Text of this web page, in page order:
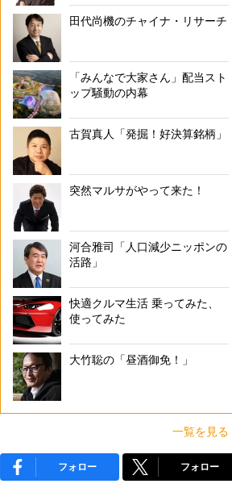
田代尚機のチャイナ・リサーチ
「みんなで大家さん」配当スト
ップ騒動の内幕
古賀真人「発掘！好決算銘柄」
突然マルサがやって来た！
河合雅司「人口減少ニッポンの
活路」
快適クルマ生活 乗ってみた、
使ってみた
大竹聡の「昼酒御免！」
一覧を見る
フォロー フォロー